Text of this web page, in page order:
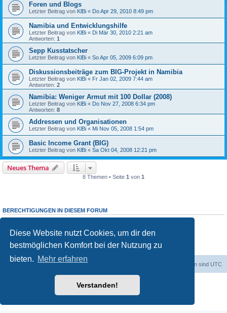
Diese Website nutzt Cookies, um dir den
bestmöglichen Komfort bei der Nutzung zu
bieten. Mehr erfahren
Verstanden!
Foren und Blogs
Letzter Beitrag von KlBi « Do Apr 29, 2010 8:49 pm
Namibia und Entwicklungshilfe
Letzter Beitrag von KlBi « Di Mär 30, 2010 2:21 am
Antworten: 1
Sepp Kusstatscher
Letzter Beitrag von KlBi « So Apr 05, 2009 6:09 pm
Diskussionsbeiträge zum BIG-Projekt in Namibia
Letzter Beitrag von KlBi « Fr Jan 02, 2009 7:44 am
Antworten: 2
Namibia: Weniger Armut mit 100 Dollar (2008)
Letzter Beitrag von KlBi « Do Nov 27, 2008 6:34 pm
Antworten: 8
Addressen und Organisationen
Letzter Beitrag von KlBi « Mi Nov 05, 2008 1:54 pm
Basic Income Grant (BIG)
Letzter Beitrag von KlBi « Sa Okt 04, 2008 12:21 pm
Neues Thema
8 Themen • Seite 1 von 1
BERECHTIGUNGEN IN DIESEM FORUM
Du darfst deine Beiträge in diesem Forumnichtändern.
Du darfst deine Beiträge in diesem Forum
nicht
löschen.
Du darfst keineDateianhänge in diesem Forum erstellen.
Foren-Übersicht Alle Zeiten sind UTC
Powered by phpBB
® Forum Software © phpBB Limited